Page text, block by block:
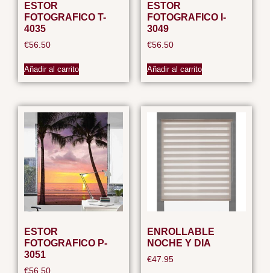
ESTOR
FOTOGRAFICO T-
4035
€56.50
Añadir al carrito
ESTOR
FOTOGRAFICO I-
3049
€56.50
Añadir al carrito
ESTOR
FOTOGRAFICO P-
3051
€56.50
ENROLLABLE
NOCHE Y DIA
€47.95